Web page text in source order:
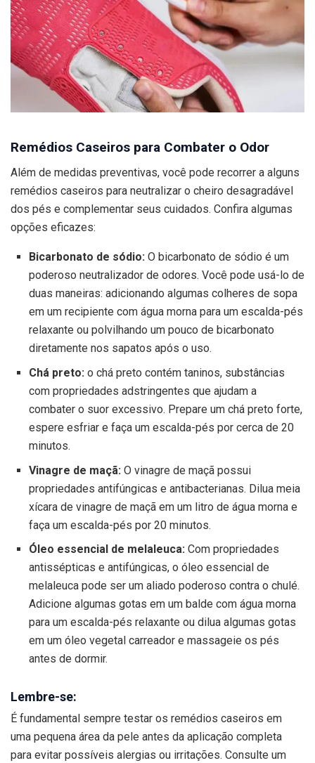
Remédios Caseiros para Combater o Odor
Além de medidas preventivas, você pode recorrer a alguns
remédios caseiros para neutralizar o cheiro desagradável
dos pés e complementar seus cuidados. Confira algumas
opções eficazes:
Bicarbonato de sódio:O bicarbonato de sódio é um
poderoso neutralizador de odores. Você pode usá-lo de
duas maneiras: adicionando algumas colheres de sopa
em um recipiente com água morna para um escalda-pés
relaxante ou polvilhando um pouco de bicarbonato
diretamente nos sapatos após o uso.
Chá preto:o chá preto contém taninos, substâncias
com propriedades adstringentes que ajudam a
combater o suor excessivo. Prepare um chá preto forte,
espere esfriar e faça um escalda-pés por cerca de 20
minutos.
Vinagre de maçã: O vinagre de maçã possui
propriedades antifúngicas e antibacterianas. Dilua meia
xícara de vinagre de maçã em um litro de água morna e
faça um escalda-pés por 20 minutos.
Óleo essencial de melaleuca:Com propriedades
antissépticas e antifúngicas, o óleo essencial de
melaleuca pode ser um aliado poderoso contra o chulé.
Adicione algumas gotas em um balde com água morna
para um escalda-pés relaxante ou dilua algumas gotas
em um óleo vegetal carreador e massageie os pés
antes de dormir.
Lembre-se:
É fundamental sempre testar os remédios caseiros em
uma pequena área da pele antes da aplicação completa
para evitar possíveis alergias ou irritações. Consulte um